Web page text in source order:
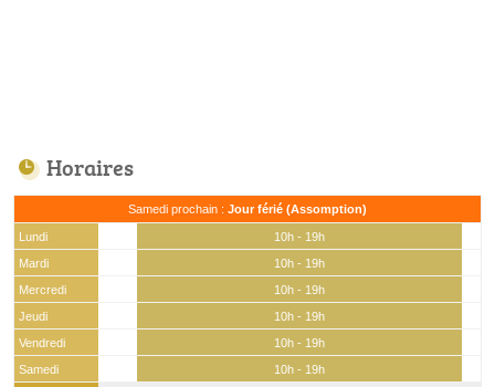
Horaires
Samedi prochain : Jour férié (Assomption)
Lundi
10h - 19h
Mardi
10h - 19h
Mercredi
10h - 19h
Jeudi
10h - 19h
Vendredi
10h - 19h
Samedi
10h - 19h